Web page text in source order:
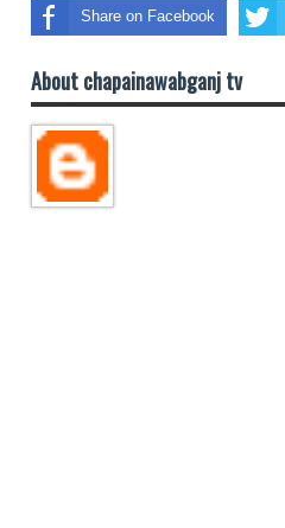
Share on Facebook
About chapainawabganj tv